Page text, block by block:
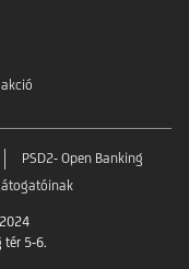
PSD2- Open Banking
tér 5-6.